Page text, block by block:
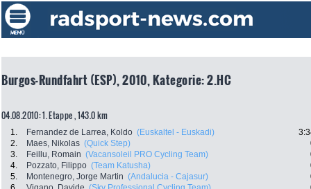
Burgos-Rundfahrt (ESP), 2010, Kategorie: 2.HC
04.08.2010: 1. Etappe , 143.0 km
1. Fernandez de Larrea, Koldo (Euskaltel - Euskadi)
2.
Maes, Nikolas (Quick Step)
3.
Feillu, Romain (Vacansoleil PRO Cycling Team)
4.
Pozzato, Filippo (Team Katusha)
5.
Montenegro, Jorge Martin (Andalucia - Cajasur)